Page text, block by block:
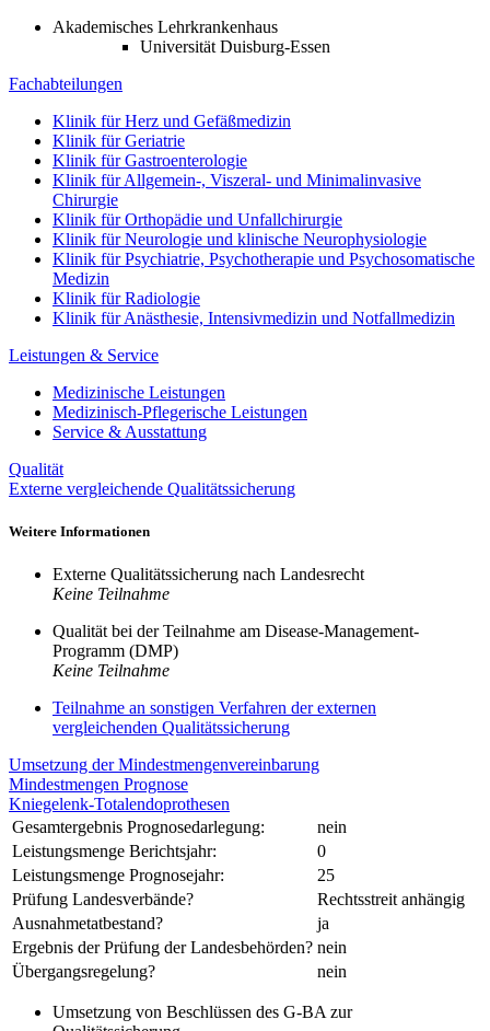
Akademisches Lehrkrankenhaus
Universität Duisburg-Essen
Fachabteilungen
Klinik für Herz und Gefäßmedizin
Klinik für Geriatrie
Klinik für Gastroenterologie
Klinik für Allgemein-, Viszeral- und Minimalinvasive
Chirurgie
Klinik für Orthopädie und Unfallchirurgie
Klinik für Neurologie und klinische Neurophysiologie
Klinik für Psychiatrie, Psychotherapie und Psychosomatische
Medizin
Klinik für Radiologie
Klinik für Anästhesie, Intensivmedizin und Notfallmedizin
Leistungen & Service
Medizinische Leistungen
Medizinisch-Pflegerische Leistungen
Service & Ausstattung
Qualität
Externe vergleichende Qualitätssicherung
Weitere Informationen
Externe Qualitätssicherung nach Landesrecht
Keine Teilnahme
Qualität bei der Teilnahme am Disease-Management-
Programm (DMP)
Keine Teilnahme
Teilnahme an sonstigen Verfahren der externen
vergleichenden Qualitätssicherung
Umsetzung der Mindestmengenvereinbarung
Mindestmengen Prognose
Kniegelenk-Totalendoprothesen
Gesamtergebnis Prognosedarlegung:
nein
Leistungsmenge Berichtsjahr:
0
Leistungsmenge Prognosejahr:
25
Prüfung Landesverbände?
Rechtsstreit anhängig
Ausnahmetatbestand?
ja
Ergebnis der Prüfung der Landesbehörden? nein
Übergangsregelung?
nein
Umsetzung von Beschlüssen des G-BA zur